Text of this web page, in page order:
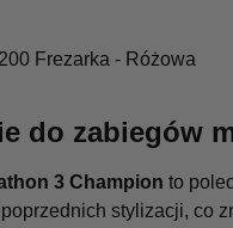
do zabiegów
3 Champion to
stylizacji, co